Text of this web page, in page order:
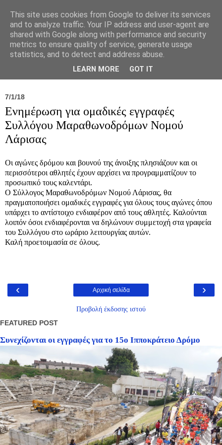
Σύλλογος Ιπποκράτειος
7/1/18
Ενημέρωση για ομαδικές εγγραφές
Συλλόγου Μαραθωνοδρόμων Νομού
Λάρισας
Οι αγώνες δρόμου και βουνού της άνοιξης πλησιάζουν και οι
περισσότεροι αθλητές έχουν αρχίσει να προγραμματίζουν το
προσωπικό τους καλεντάρι.
Ο Σύλλογος Μαραθωνοδρόμων Νομού Λάρισας, θα
πραγματοποιήσει ομαδικές εγγραφές για όλους τους αγώνες όπου
υπάρχει το αντίστοιχο ενδιαφέρον από τους αθλητές. Καλούνται
λοιπόν όσοι ενδιαφέρονται να δηλώνουν συμμετοχή στα γραφεία
του Συλλόγου στο ωράριο λειτουργίας αυτών.
Καλή προετοιμασία σε όλους.
‹ ›
Αρχική σελίδα
Προβολή έκδοσης ιστού
FEATURED POST
Συνεχίζονται οι εγγραφές για το 15ο Ιπποκράτειο Δρόμο
This site uses cookies from Google to deliver its services
and to analyze traffic. Your IP address and user-agent are
shared with Google along with performance and security
metrics to ensure quality of service, generate usage
statistics, and to detect and address abuse.
LEARN MORE GOT IT